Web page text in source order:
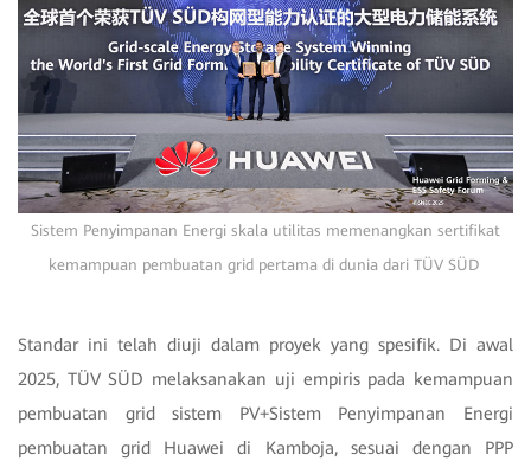
Sistem Penyimpanan Energi skala utilitas memenangkan sertifikat
kemampuan pembuatan grid pertama di dunia dari TÜV SÜD
Standar ini telah diuji dalam proyek yang spesifik. Di awal
2025, TÜV SÜD melaksanakan uji empiris pada kemampuan
pembuatan grid sistem PV+Sistem Penyimpanan Energi
pembuatan grid Huawei di Kamboja, sesuai dengan PPP